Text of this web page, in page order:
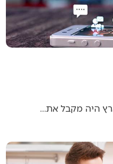
היה מקבל את…